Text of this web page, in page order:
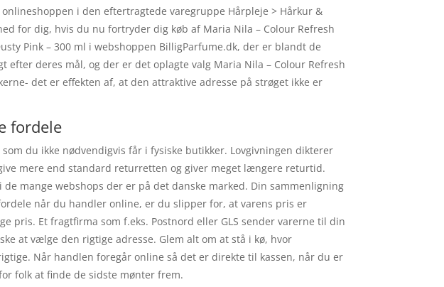
i den eftertragtede varegruppe Hårpleje > Hårkur &
for dig, hvis du nu fortryder dig køb af Maria Nila – Colour Refresh
Pink – 300 ml i webshoppen BilligParfume.dk, der er blandt de
deres mål, og der er det oplagte valg Maria Nila – Colour Refresh
det er effekten af, at den attraktive adresse på strøget ikke er
fordele
du ikke nødvendigvis får i fysiske butikker. Lovgivningen dikterer
mere end standard returretten og giver meget længere returtid.
mange webshops der er på det danske marked. Din sammenligning
når du handler online, er du slipper for, at varens pris er
pris. Et fragtfirma som f.eks. Postnord eller GLS sender varerne til din
at vælge den rigtige adresse. Glem alt om at stå i kø, hvor
Når handlen foregår online så det er direkte til kassen, når du er
folk at finde de sidste mønter frem.